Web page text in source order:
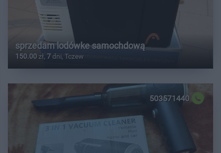
sprzedam lodówke samochdową
150.00 zł, 7 dni, Tczew
503571440